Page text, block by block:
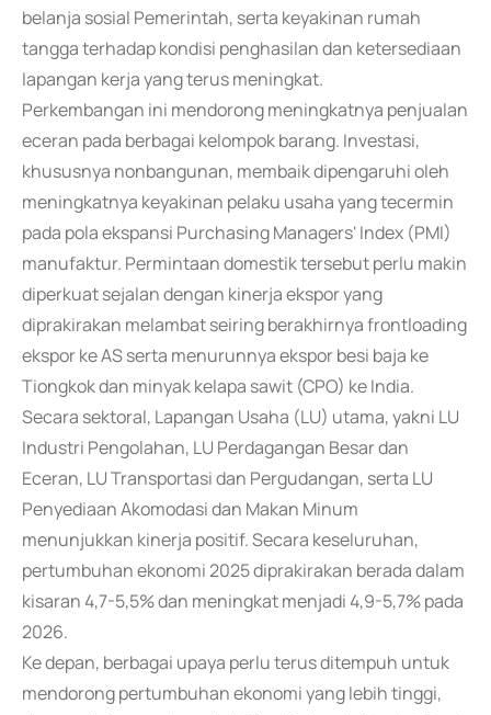
belanja sosial Pemerintah, serta keyakinan rumah
tangga terhadap kondisi penghasilan dan ketersediaan
lapangan kerja yang terus meningkat.
Perkembangan ini mendorong meningkatnya penjualan
eceran pada berbagai kelompok barang. Investasi,
khususnya nonbangunan, membaik dipengaruhi oleh
meningkatnya keyakinan pelaku usaha yang tecermin
pada pola ekspansi Purchasing Managers' Index (PMI)
manufaktur. Permintaan domestik tersebut perlu makin
diperkuat sejalan dengan kinerja ekspor yang
diprakirakan melambat seiring berakhirnya frontloading
ekspor ke AS serta menurunnya ekspor besi baja ke
Tiongkok dan minyak kelapa sawit (CPO) ke India.
Secara sektoral, Lapangan Usaha (LU) utama, yakni LU
Industri Pengolahan, LU Perdagangan Besar dan
Eceran, LU Transportasi dan Pergudangan, serta LU
Penyediaan Akomodasi dan Makan Minum
menunjukkan kinerja positif. Secara keseluruhan,
pertumbuhan ekonomi 2025 diprakirakan berada dalam
kisaran 4,7-5,5% dan meningkat menjadi 4,9-5,7% pada
2026.
Ke depan, berbagai upaya perlu terus ditempuh untuk
mendorong pertumbuhan ekonomi yang lebih tinggi,